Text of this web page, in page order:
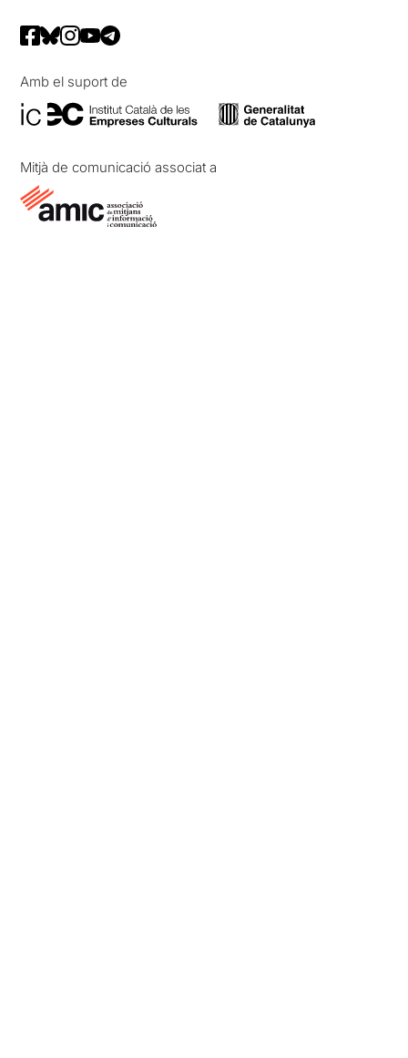
Amb el suport de
Mitjà de comunicació associat a